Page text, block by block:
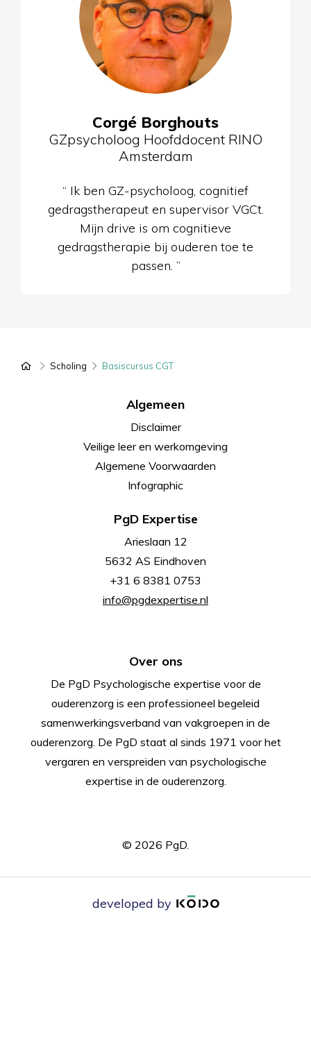
Corgé Borghouts
GZpsycholoog Hoofddocent RINO
Amsterdam
“ Ik ben GZ-psycholoog, cognitief
gedragstherapeut en supervisor VGCt.
Mijn drive is om cognitieve
gedragstherapie bij ouderen toe te
passen. ”
PgD Expertise
Scholing Basiscursus CGT
Algemeen
Disclaimer
Veilige leer en werkomgeving
Algemene Voorwaarden
Infographic
PgD Expertise
Arieslaan 12
5632 AS Eindhoven
+31 6 8381 0753
info@pgdexpertise.nl
Over ons
De PgD Psychologische expertise voor de
ouderenzorg is een professioneel begeleid
samenwerkingsverband van vakgroepen in de
ouderenzorg. De PgD staat al sinds 1971 voor het
vergaren en verspreiden van psychologische
expertise in de ouderenzorg.
© 2026 PgD.
developed by